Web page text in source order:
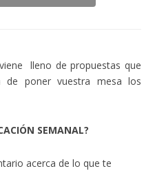
lleno de propuestas que
poner vuestra mesa los
SEMANAL?
acerca de lo que te